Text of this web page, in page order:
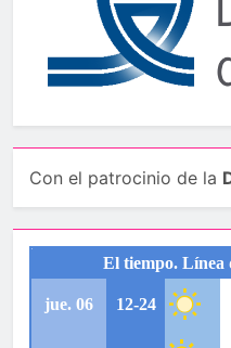
Con el patrocinio de la